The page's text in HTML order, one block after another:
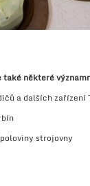
také některé
a dalších zařízení
strojovny